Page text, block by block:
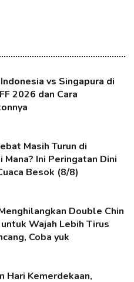
vs Singapura di
2026 dan Cara
Masih Turun di
Mana? Ini Peringatan Dini
Besok (8/8)
Double Chin
Wajah Lebih Tirus
Coba yuk
Hari Kemerdekaan,